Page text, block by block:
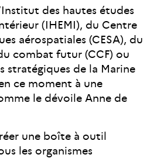
des hautes études
(IHEMI), du Centre
aérospatiales (CESA), du
combat futur (CCF) ou
stratégiques de la Marine
ce moment à une
le dévoile Anne de
une boîte à outil
les organismes